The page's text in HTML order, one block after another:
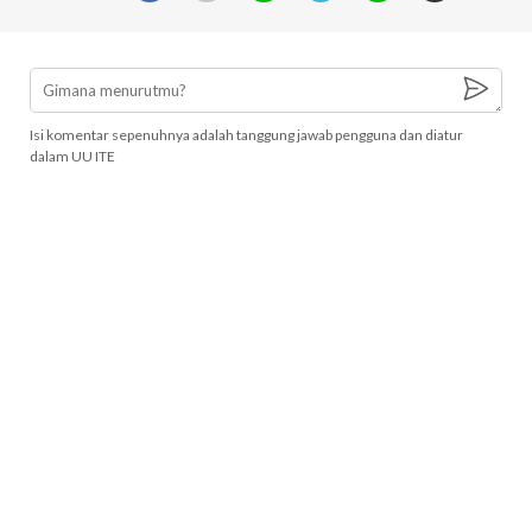
Isi komentar sepenuhnya adalah tanggung jawab pengguna dan diatur
dalam UU ITE